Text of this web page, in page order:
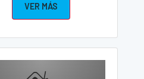
VER MÁS